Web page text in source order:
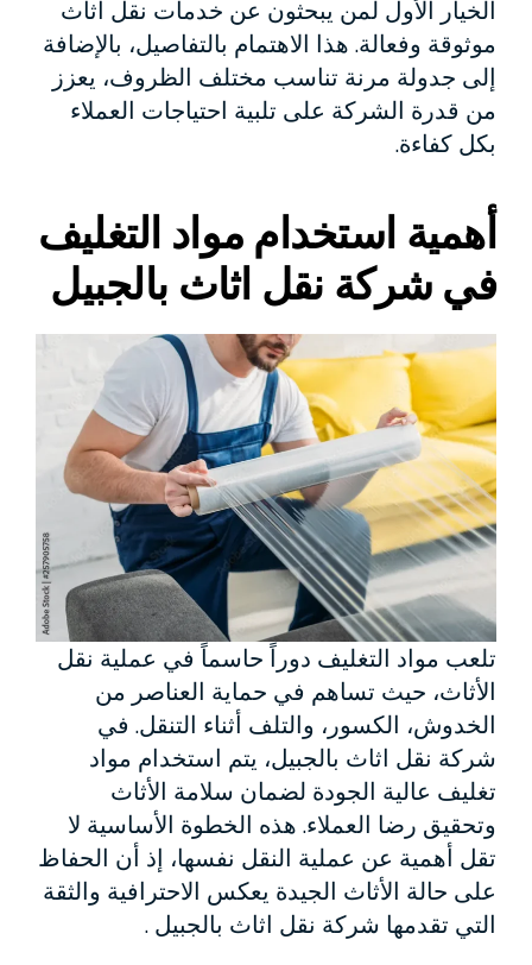
الخيار الأول لمن يبحثون عن خدمات نقل أثاث
موثوقة وفعالة. هذا الاهتمام بالتفاصيل، بالإضافة
إلى جدولة مرنة تناسب مختلف الظروف، يعزز
من قدرة الشركة على تلبية احتياجات العملاء
بكل كفاءة.
أهمية استخدام مواد التغليف
في شركة نقل اثاث بالجبيل
تلعب مواد التغليف دوراً حاسماً في عملية نقل
الأثاث، حيث تساهم في حماية العناصر من
الخدوش، الكسور، والتلف أثناء التنقل. في
شركة نقل اثاث بالجبيل، يتم استخدام مواد
تغليف عالية الجودة لضمان سلامة الأثاث
وتحقيق رضا العملاء. هذه الخطوة الأساسية لا
تقل أهمية عن عملية النقل نفسها، إذ أن الحفاظ
على حالة الأثاث الجيدة يعكس الاحترافية والثقة
التي تقدمها شركة نقل اثاث بالجبيل .